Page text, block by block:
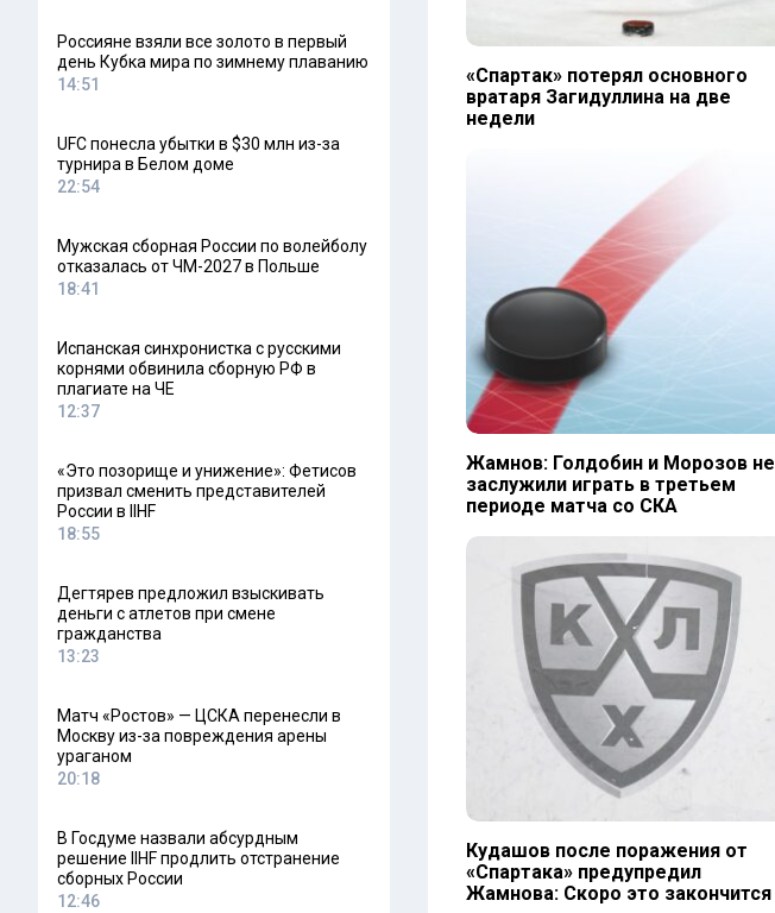
Россияне взяли все золото в первый
день Кубка мира по зимнему плаванию
14:51
UFC понесла убытки в $30 млн из-за
турнира в Белом доме
22:54
Мужская сборная России по волейболу
отказалась от ЧМ-2027 в Польше
18:41
Испанская синхронистка с русскими
корнями обвинила сборную РФ в
плагиате на ЧЕ
12:37
«Это позорище и унижение»: Фетисов
призвал сменить представителей
России в IIHF
18:55
Дегтярев предложил взыскивать
деньги с атлетов при смене
гражданства
13:23
Матч «Ростов» — ЦСКА перенесли в
Москву из-за повреждения арены
ураганом
20:18
В Госдуме назвали абсурдным
решение IIHF продлить отстранение
сборных России
12:46
«Спартак» потерял основного
вратаря Загидуллина на две
недели
Жамнов: Голдобин и Морозов не
заслужили играть в третьем
периоде матча со СКА
Кудашов после поражения от
«Спартака» предупредил
Жамнова: Скоро это закончится